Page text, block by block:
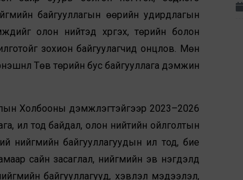
байгууллагын өөрийн удирдлагын
олон нийтэд хүргэх, төрийн болон
зохион байгуулагчид онцлов. Мөн
Төв төрийн бус байгууллага дэмжин
Холбооны дэмжлэгтэйгээр 2023–2026
ил тод байдал, олон нийтийн ойлголтын
нийгмийн байгууллагуудын ил тод, бие
сайн засаглал, нийгмийн эв нэгдэлд
байгууллагууд, хэвлэл мэдээлэл,